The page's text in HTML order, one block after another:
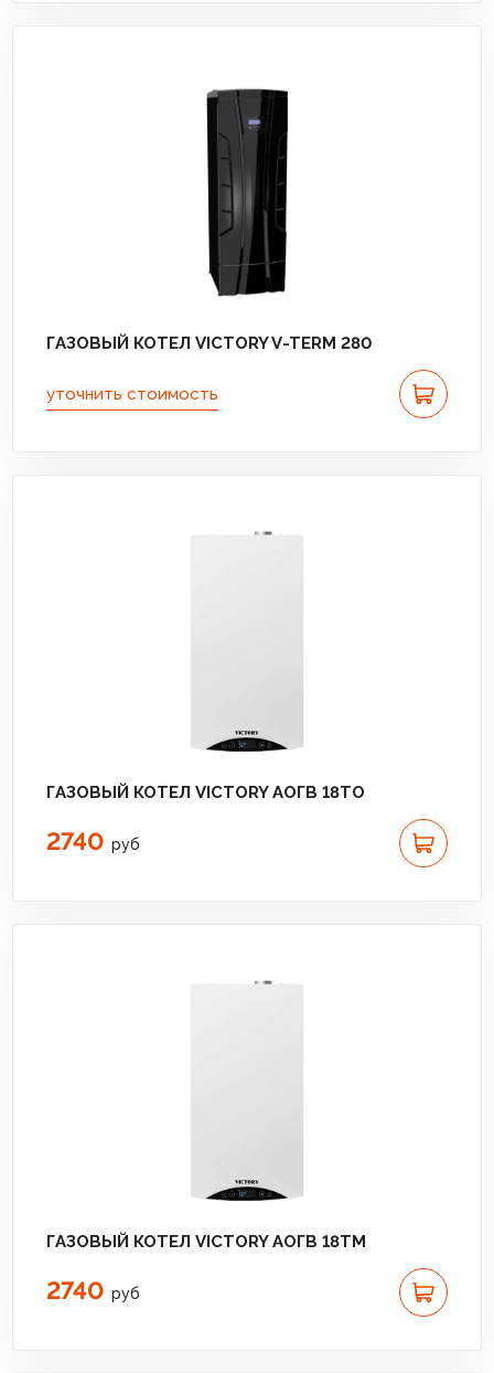
ГАЗОВЫЙ КОТЕЛ VICTORY V-TERM 280
уточнить стоимость
ГАЗОВЫЙ КОТЕЛ VICTORY АОГВ 18TО
2740 руб
ГАЗОВЫЙ КОТЕЛ VICTORY АОГВ 18TМ
2740 руб